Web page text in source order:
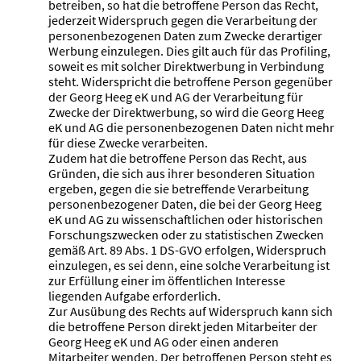
betreiben, so hat die betroffene Person das Recht,
jederzeit Widerspruch gegen die Verarbeitung der
personenbezogenen Daten zum Zwecke derartiger
Werbung einzulegen. Dies gilt auch für das Profiling,
soweit es mit solcher Direktwerbung in Verbindung
steht. Widerspricht die betroffene Person gegenüber
der Georg Heeg eK und AG der Verarbeitung für
Zwecke der Direktwerbung, so wird die Georg Heeg
eK und AG die personenbezogenen Daten nicht mehr
für diese Zwecke verarbeiten.
Zudem hat die betroffene Person das Recht, aus
Gründen, die sich aus ihrer besonderen Situation
ergeben, gegen die sie betreffende Verarbeitung
personenbezogener Daten, die bei der Georg Heeg
eK und AG zu wissenschaftlichen oder historischen
Forschungszwecken oder zu statistischen Zwecken
gemäß Art. 89 Abs. 1 DS-GVO erfolgen, Widerspruch
einzulegen, es sei denn, eine solche Verarbeitung ist
zur Erfüllung einer im öffentlichen Interesse
liegenden Aufgabe erforderlich.
Zur Ausübung des Rechts auf Widerspruch kann sich
die betroffene Person direkt jeden Mitarbeiter der
Georg Heeg eK und AG oder einen anderen
Mitarbeiter wenden. Der betroffenen Person steht es